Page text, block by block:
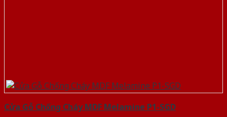
Cửa Gỗ Chống Cháy MDF Melamine P1-SGD